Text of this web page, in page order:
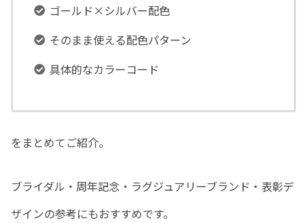
ゴールド×シルバー配色
そのまま使える配色パターン
具体的なカラーコード
をまとめてご紹介。
ブライダル・周年記念・ラグジュアリーブランド・表彰デ
ザインの参考にもおすすめです。